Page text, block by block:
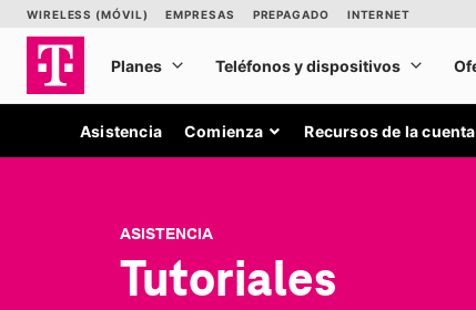
Asistencia Comienza Recursos de la cuenta
ASISTENCIA
Tutoriales